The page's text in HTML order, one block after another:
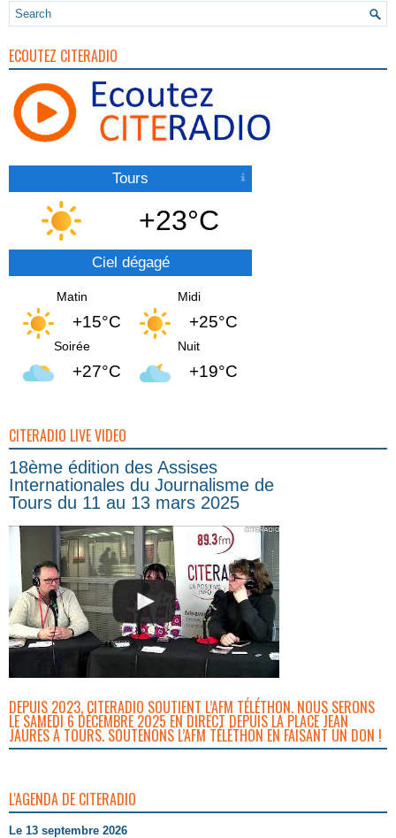
ECOUTEZ CITERADIO
Tours
+23°C
Ciel dégagé
Matin
+15°C
Midi
+25°C
Soirée
+27°C
Nuit
+19°C
CITERADIO LIVE VIDEO
18ème édition des Assises
Internationales du Journalisme de
Tours du 11 au 13 mars 2025
DEPUIS 2023, CITERADIO SOUTIENT L’AFM TÉLÉTHON. NOUS SERONS
LE SAMEDI 6 DÉCEMBRE 2025 EN DIRECT DEPUIS LA PLACE JEAN
JAURÈS À TOURS. SOUTENONS L’AFM TÉLÉTHON EN FAISANT UN DON !
L'AGENDA DE CITERADIO
Le 13 septembre 2026